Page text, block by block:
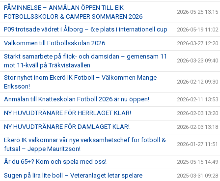
PÅMINNELSE – ANMÄLAN ÖPPEN TILL EIK
FOTBOLLSSKOLOR & CAMPER SOMMAREN 2026
2026-05-25 13:15
P09 trotsade vädret i Ålborg – 6:e plats i internationell cup 2026-05-19 11:02
Välkommen till Fotbollsskolan 2026 2026-03-27 12:20
Starkt samarbete på flick- och damsidan – gemensam 11
mot 11-kväll på Träkvistavallen
2026-03-23 09:40
Stor nyhet inom Ekerö IK Fotboll – Välkommen Mange
Eriksson!
2026-02-12 09:30
Anmälan till Knatteskolan Fotboll 2026 är nu öppen! 2026-02-11 13:53
NY HUVUDTRÄNARE FÖR HERRLAGET KLAR! 2026-02-03 13:20
NY HUVUDTRÄNARE FÖR DAMLAGET KLAR! 2026-02-03 13:18
Ekerö IK välkomnar vår nye verksamhetschef för fotboll &
futsal – Jeppe Mauritzson!
2026-01-27 11:51
Är du 65+? Kom och spela med oss! 2025-05-15 14:49
Sugen på lira lite boll – Veteranlaget letar spelare 2025-03-31 09:28